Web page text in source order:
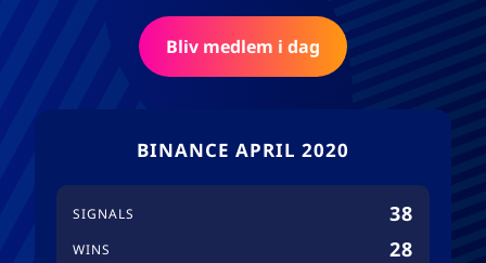
Bliv medlem i dag
BINANCE APRIL 2020
SIGNALS 38
WINS 28